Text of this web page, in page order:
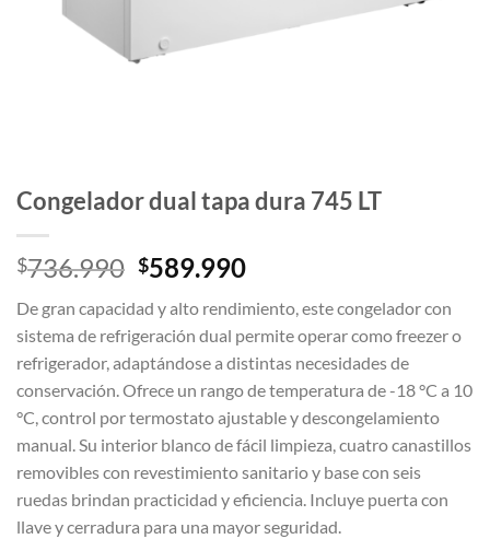
Congelador dual tapa dura 745 LT
$736.990 El
original
era:
$736.990.
$589.990El
actual
es:
$589.990.
De gran capacidad y alto rendimiento, este congelador con
sistema de refrigeración dual permite operar como freezer o
refrigerador, adaptándose a distintas necesidades de
conservación. Ofrece un rango de temperatura de -18 °C a 10
°C, control por termostato ajustable y descongelamiento
manual. Su interior blanco de fácil limpieza, cuatro canastillos
removibles con revestimiento sanitario y base con seis
ruedas brindan practicidad y eficiencia. Incluye puerta con
llave y cerradura para una mayor seguridad.